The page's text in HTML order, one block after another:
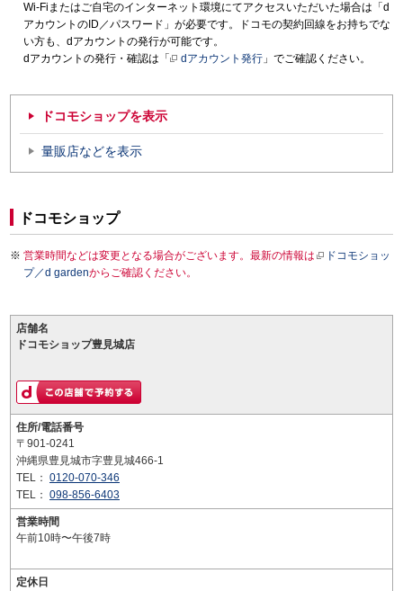
Wi-Fiまたはご自宅のインターネット環境にてアクセスいただいた場合は「d
アカウントのID／パスワード」が必要です。ドコモの契約回線をお持ちでな
い方も、dアカウントの発行が可能です。
dアカウントの発行・確認は「
dアカウント発行 」でご確認ください。
ドコモショップを表示
量販店などを表示
ドコモショップ
営業時間などは変更となる場合がございます。最新の情報は
ドコモショッ
プ／d gardenからご確認ください。
店舗名
ドコモショップ豊見城店
住所/電話番号
〒901-0241
沖縄県豊見城市字豊見城466-1
TEL： 0120-070-346
TEL： 098-856-6403
営業時間
午前10時〜午後7時
定休日